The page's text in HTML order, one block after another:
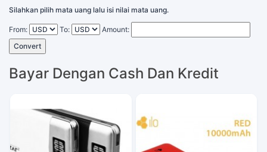
Silahkan pilih mata uang lalu isi nilai mata uang.
From: To:
Amount:
Convert
Bayar Dengan Cash Dan Kredit